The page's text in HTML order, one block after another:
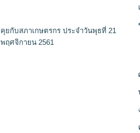
คุยกับสภาเกษตรกร ประจำวันพุธที่ 21
พฤศจิกายน 2561